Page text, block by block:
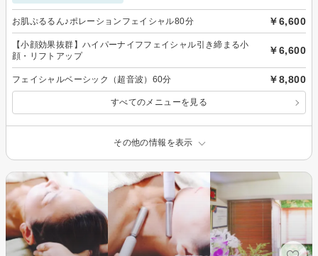
お肌ぷるるん♪ポレーションフェイシャル80分 ￥6,600
【小顔効果抜群】ハイパーナイフフェイシャル引き締まる小
顔・リフトアップ
￥6,600
フェイシャルベーシック（超音波）60分 ￥8,800
すべてのメニューを見る
その他の情報を表示